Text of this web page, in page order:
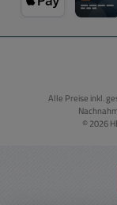
Alle Preise inkl.
© 2026